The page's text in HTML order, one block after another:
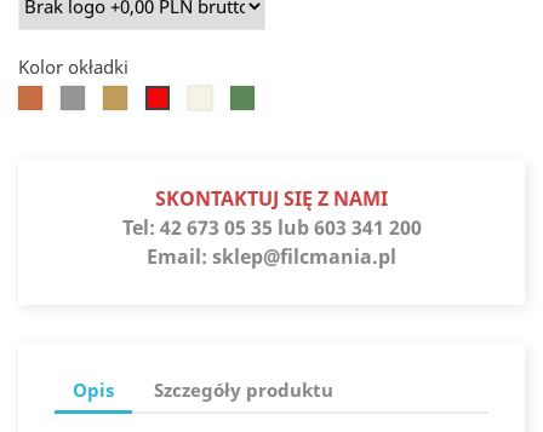
Kolor okładki
SKONTAKTUJ SIĘ Z NAMI
Tel: 42 673 05 35 lub 603 341 200
Email: sklep@filcmania.pl
Opis Szczegóły produktu